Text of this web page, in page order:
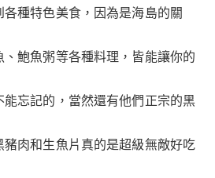
種特色美食，因為是海島的關
鮑魚粥等各種料理，皆能讓你的
忘記的，當然還有他們正宗的黑
肉和生魚片真的是超級無敵好吃